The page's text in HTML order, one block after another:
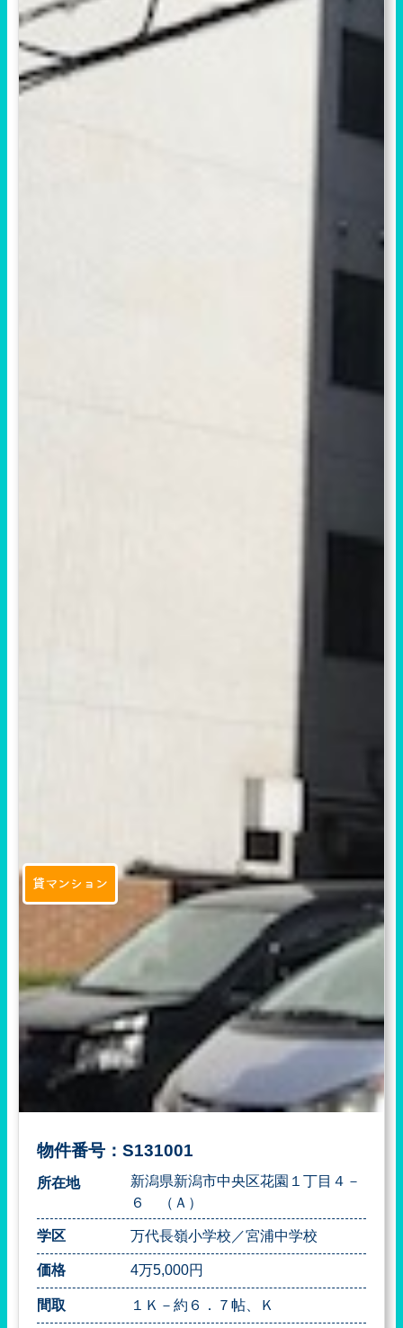
貸マンション
物件番号：S131001
所在地
新潟県新潟市中央区花園１丁目４－
６ （Ａ）
学区 万代長嶺小学校／宮浦中学校
価格 4万5,000円
間取 １Ｋ－約６．７帖、Ｋ